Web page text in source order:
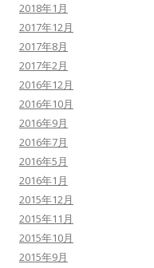
2018年1月
2017年12月
2017年8月
2017年2月
2016年12月
2016年10月
2016年9月
2016年7月
2016年5月
2016年1月
2015年12月
2015年11月
2015年10月
2015年9月